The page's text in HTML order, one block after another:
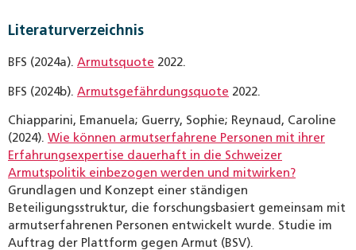
Literaturverzeichnis
BFS (2024a). Armutsquote 2022.
BFS (2024b). Armutsgefährdungsquote 2022.
Chiapparini, Emanuela; Guerry, Sophie; Reynaud, Caroline
(2024). Wie können armutserfahrene Personen mit ihrer
Erfahrungsexpertise dauerhaft in die Schweizer
Armutspolitik einbezogen werden und mitwirken?
Grundlagen und Konzept einer ständigen
Beteiligungsstruktur, die forschungsbasiert gemeinsam mit
armutserfahrenen Personen entwickelt wurde. Studie im
Auftrag der Plattform gegen Armut (BSV).